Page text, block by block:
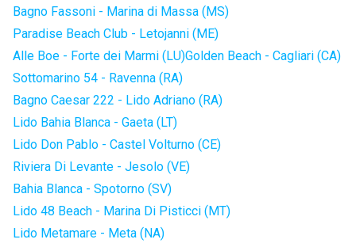
Bagno Fassoni - Marina di Massa (MS)
Paradise Beach Club - Letojanni (ME)
Alle Boe - Forte dei Marmi (LU)Golden Beach - Cagliari (CA)
Sottomarino 54 - Ravenna (RA)
Bagno Caesar 222 - Lido Adriano (RA)
Lido Bahia Blanca - Gaeta (LT)
Lido Don Pablo - Castel Volturno (CE)
Riviera Di Levante - Jesolo (VE)
Bahia Blanca - Spotorno (SV)
Lido 48 Beach - Marina Di Pisticci (MT)
Lido Metamare - Meta (NA)